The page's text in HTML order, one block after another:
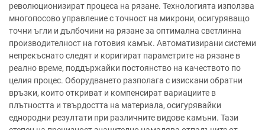
революционизират процеса на рязане. Технологията използва
многопосово управление с точност на микрони, осигуряващо
точни ъгли и дълбочини на рязане за оптимална светлинна
производителност на готовия камък. Автоматизирани системи
непрекъснато следят и коригират параметрите на рязане в
реално време, поддържайки постоянство на качеството по
целия процес. Оборудването разполага с изискани обратни
връзки, които откриват и компенсират вариациите в
плътността и твърдостта на материала, осигурявайки
еднородни резултати при различните видове камъни. Тази